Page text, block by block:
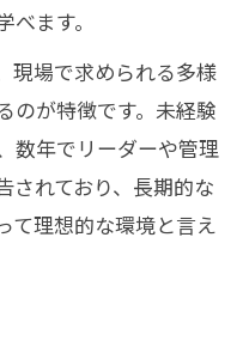
ます。
現場で求められる多様
のが特徴です。未経験
数年でリーダーや管理
されており、長期的な
て理想的な環境と言え